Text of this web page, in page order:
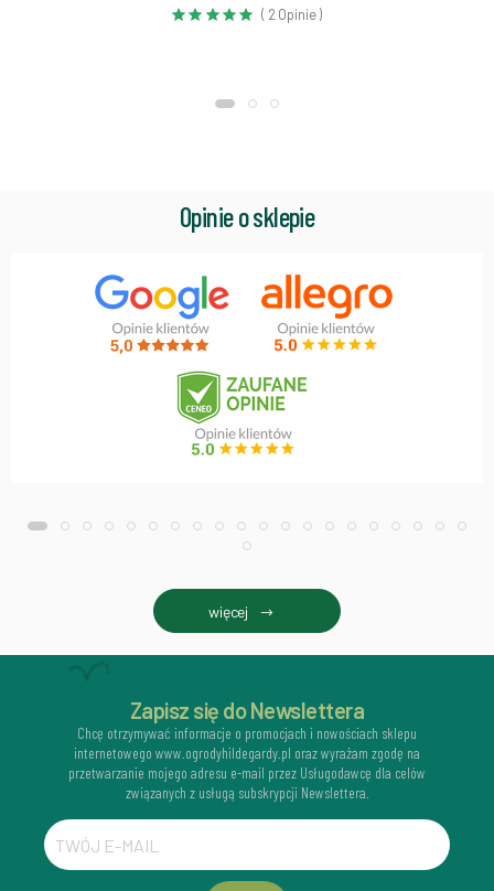
( 2 Opinie )
Opinie o sklepie
więcej
Zapisz się do Newslettera
Chcę otrzymywać informacje o promocjach i nowościach sklepu
internetowego www.ogrodyhildegardy.pl oraz wyrażam zgodę na
przetwarzanie mojego adresu e-mail przez Usługodawcę dla celów
związanych z usługą subskrypcji Newslettera.